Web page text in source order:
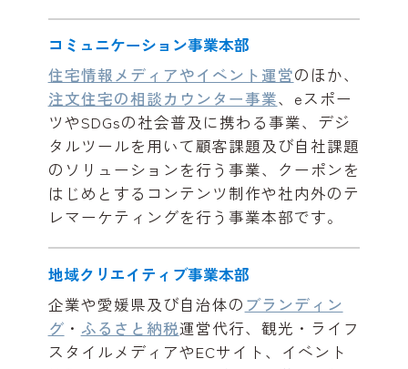
コミュニケーション事業本部
住宅情報メディアやイベント運営のほか、
注文住宅の相談カウンター事業、eスポー
ツやSDGsの社会普及に携わる事業、デジ
タルツールを用いて顧客課題及び自社課題
のソリューションを行う事業、クーポンを
はじめとするコンテンツ制作や社内外のテ
レマーケティングを行う事業本部です。
地域クリエイティブ事業本部
企業や愛媛県及び自治体の ブランディン
グ ・ ふるさと納税運営代行、観光・ライフ
スタイルメディアやECサイト、イベント